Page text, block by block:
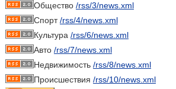
Общество /rss/3/news.xml
Спорт/rss/4/news.xml
Культура /rss/6/news.xml
Авто /rss/7/news.xml
Недвижимость /rss/8/news.xml
Происшествия /rss/10/news.xml